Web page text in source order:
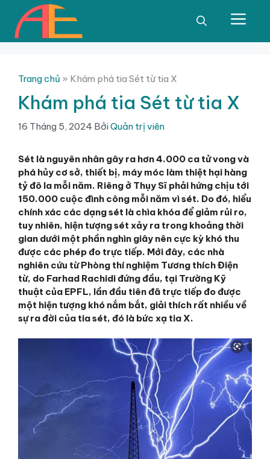
Chuyển
dung
Trang chủ » Khám phá tia Sét từ tia X
Khám phá tia Sét từ tia X
16 Tháng 5, 2024 BởiQuản trị viên
Sét là nguyên nhân gây ra hơn 4.000 ca tử vong và
phá hủy cơ sở, thiết bị, máy móc làm thiệt hại hàng
tỷ đô la mỗi năm. Riêng ở Thụy Sĩ phải hứng chịu tới
150.000 cuộc đình công mỗi năm vì sét. Do đó, hiểu
chính xác các dạng sét là chìa khóa để giảm rủi ro,
tuy nhiên, hiện tượng sét xảy ra trong khoảng thời
gian dưới một phần nghìn giây nên cực kỳ khó thu
được các phép đo trực tiếp. Mới đây, các nhà
nghiên cứu từ Phòng thí nghiệm Tương thích Điện
từ, do Farhad Rachidi đứng đầu, tại Trường Kỹ
thuật của EPFL, lần đầu tiên đã trực tiếp đo được
một hiện tượng khó nắm bắt, giải thích rất nhiều về
sự ra đời của tia sét, đó là bức xạ tia X.